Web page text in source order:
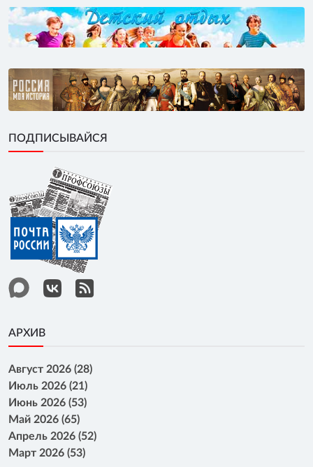
ПОДПИСЫВАЙСЯ
АРХИВ
Август 2026 (28)
Июль 2026 (21)
Июнь 2026 (53)
Май 2026 (65)
Апрель 2026 (52)
Март 2026 (53)